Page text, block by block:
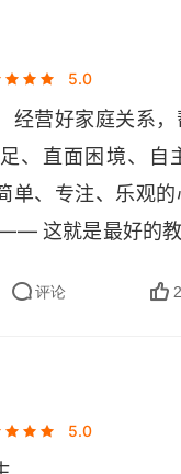
不要靠父母，老
5.0
经营好家庭关系
、直面困境、自
单、专注、乐观
这就是最好的教
评论 2
5.0